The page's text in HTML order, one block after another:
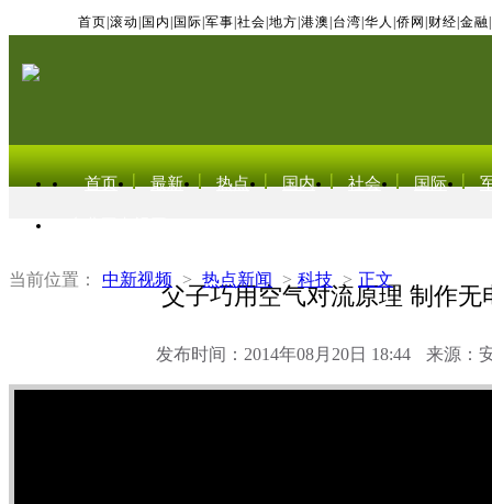
首页 滚动 国内 国际 军事 社会 地方 港澳 台湾 华人 侨网 财经 金融
首页 最新 热点 国内 社会 国际
当前位置： 中新视频 > 热点新闻 > 科技 > 正文
父子巧用空气对流原理 制作无
发布时间：2014年08月20日 18:44 来源：